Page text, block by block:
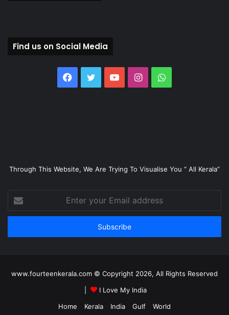
Find us on Social Media
Facebook
TwitterYouTubeInstagramWhatsApp
Through This Website, We Are Trying To Visualise You “ All Kerala”
your
Email
www.fourteenkerala.com © Copyright 2026, All Rights Reserved
I Love My India
Home
Kerala India Gulf World